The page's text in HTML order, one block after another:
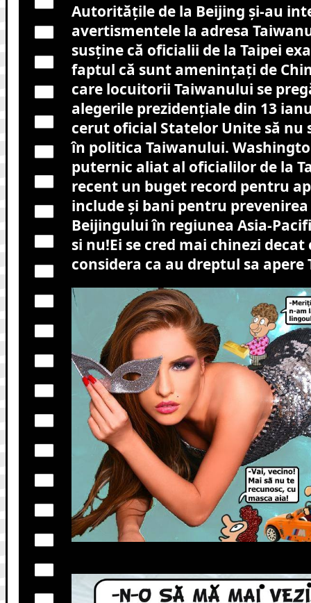
Autoritățile de la Beijing și-au
avertismentele la adresa
susține că oficialii de la Taipei
faptul că sunt amenințați de
care locuitorii Taiwanului se
alegerile prezidențiale din 13
cerut oficial Statelor Unite să nu
în politica Taiwanului.
puternic aliat al oficialilor de la
recent un buget record pentru
include și bani pentru
Beijingului în regiunea Asia-
si nu!Ei se cred mai chinezi decat
considera ca au dreptul sa apere